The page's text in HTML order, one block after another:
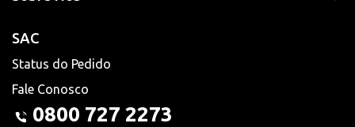
SAC
Status do Pedido
Fale Conosco
0800 727 2273